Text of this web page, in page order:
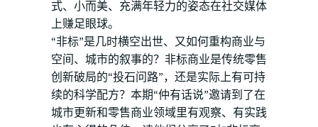
式、小而美、充满年轻力的姿态在社交媒体
上赚足眼球。
“非标”是几时横空出世、又如何重构商业与
空间、城市的叙事的？非标商业是传统零售
创新破局的“投石问路”，还是实际上有可持
续的科学配方？本期“仲有话说”邀请到了在
城市更新和零售商业领域里有观察、有实践